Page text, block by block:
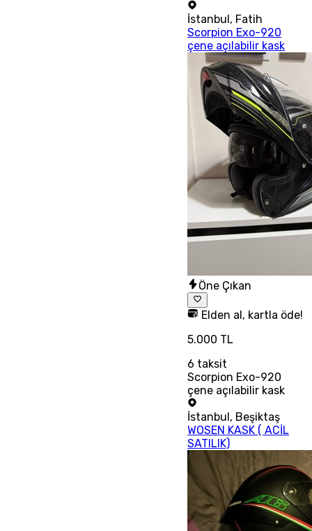
İstanbul, Fatih
Scorpion Exo-920
çene açılabilir kask
Öne Çıkan
Elden al, kartla öde!
5.000 TL
6 taksit
Scorpion Exo-920
çene açılabilir kask
İstanbul, Beşiktaş
WOSEN KASK ( ACİL
SATILIK)